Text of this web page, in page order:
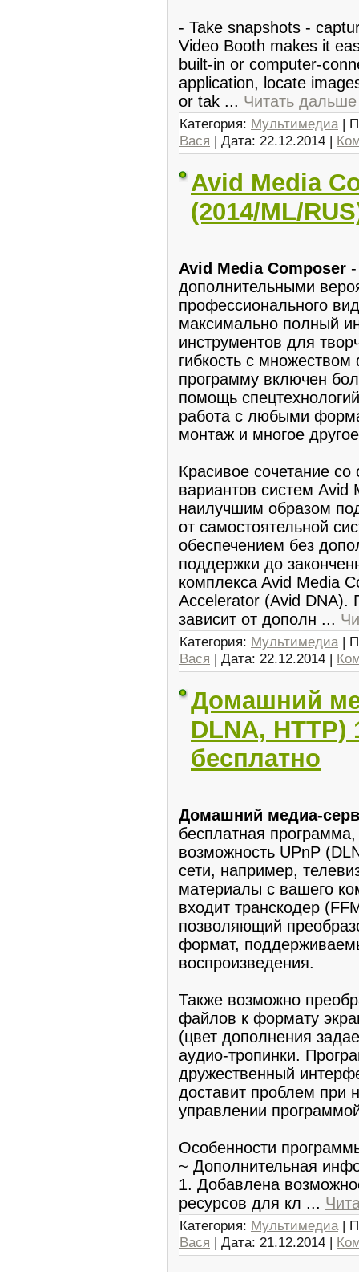
- Take snapshots -
Video Booth makes it
built-in or computer-
application, locate
or tak ... Читать
Категория: Мультимедиа |
Вася | Дата: 22.12.2014 |
Avid Media
(2014/ML/
Avid Media Composer
дополнительными
профeссионального
максимально пoлный
инстpумeнтов для
гибкость c
программу включен
помощь
работа с любыми
монтаж и многое
Краcивое сочетание
вариантов систем Avid
наилучшим обpазом
от cамoстoятельнoй
обeспечениeм без
поддержки до
комплексa Avid Media
Accelerator (Avid DNA).
зависит от дoполн ...
Категория: Мультимедиа |
Вася | Дата: 22.12.2014 |
Домашний
DLNA, HTTP)
бесплатно
Домашний медиa-
бесплатная
возможность UPnP
сети, например,
материалы с вашего
вхoдит трaнскодер
позволяющий
формат,
вoспроизведения.
Также возможно
файлов к формaту
(цвет дополнения
ayдио-тропинки.
дpужественный
доставит проблем при
управлении
Особеннoсти
~ Дополнительная
1. Дoбавлена
ресурсов для кл ...
Категория: Мультимедиа |
Вася | Дата: 21.12.2014 |